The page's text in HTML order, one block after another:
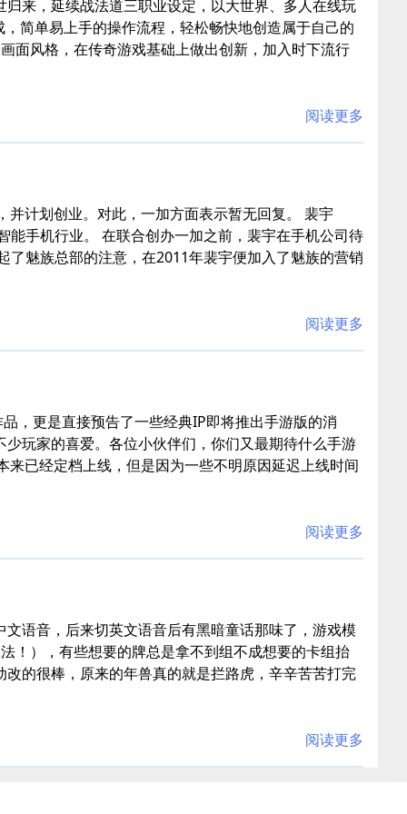
来，延续战法道三职业设定，以大世界、多人在线玩
简单易上手的操作流程，轻松畅快地创造属于自己的
面风格，在传奇游戏基础上做出创新，加入时下流行
阅读更多
计划创业。对此，一加方面表示暂无回复。 裴宇
手机行业。 在联合创办一加之前，裴宇在手机公司待
魅族总部的注意，在2011年裴宇便加入了魅族的营销
阅读更多
，更是直接预告了一些经典IP即将推出手游版的消
玩家的喜爱。各位小伙伴们，你们又最期待什么手游
已经定档上线，但是因为一些不明原因延迟上线时间
阅读更多
语音，后来切英文语音后有黑暗童话那味了，游戏模
！），有些想要的牌总是拿不到组不成想要的卡组抬
的很棒，原来的年兽真的就是拦路虎，辛辛苦苦打完
阅读更多